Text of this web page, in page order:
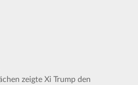
zeigte Xi Trump den